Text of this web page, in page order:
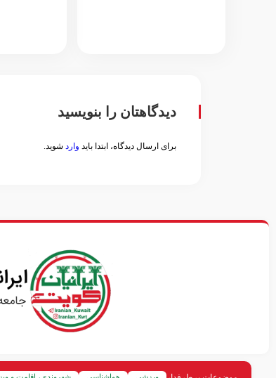
دیدگاهتان را بنویسید
برای ارسال دیدگاه، ابتدا باید وارد شوید.